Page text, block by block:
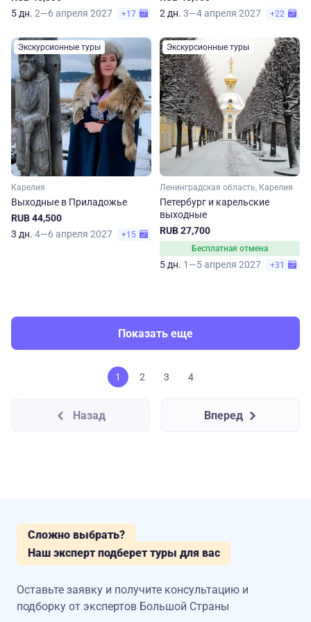
5 дн. 2—6 апреля 2027 +17
2 дн. 3—4 апреля 2027 +22
Экскурсионные туры
Карелия
Выходные в Приладожье
RUB 44,500
3 дн. 4—6 апреля 2027 +15
Экскурсионные туры
Ленинградская область, Карелия
Петербург и карельские
выходные
RUB 27,700
Бесплатная отмена
5 дн. 1—5 апреля 2027 +31
Показать еще
1 2 3 4
Назад Вперед
Сложно выбрать?
Наш эксперт подберет туры для вас
Оставьте заявку и получите консультацию и
подборку от экспертов Большой Страны